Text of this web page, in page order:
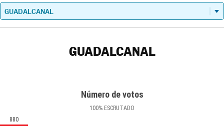
GUADALCANAL
Número de votos
100% ESCRUTADO
880